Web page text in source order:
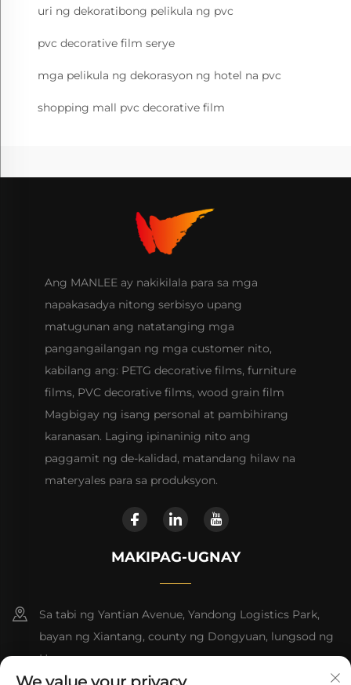
uri ng dekoratibong pelikula ng pvc
pvc decorative film serye
mga pelikula ng dekorasyon ng hotel na pvc
shopping mall pvc decorative film
Ang MANLEE ay nakikilala para sa mga
napakasadya nitong serbisyo upang
matugunan ang natatanging mga
pangangailangan ng mga customer nito,
kabilang ang: PETG decorative films, furniture
films, PVC decorative films, wood grain film
Magbigay ng isang personal at pambihirang
karanasan. Laging ipinaninig nito ang
paggamit ng de-kalidad, matandang hilaw na
materyales para sa produksyon.
MAKIPAG-UGNAY
Sa tabi ng Yantian Avenue, Yandong Logistics Park,
bayan ng Xiantang, county ng Dongyuan, lungsod ng
Heyuan